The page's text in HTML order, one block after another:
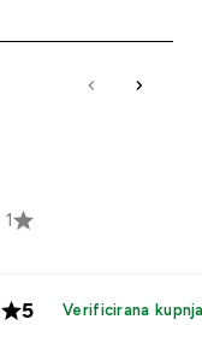
1
5 Verificirana